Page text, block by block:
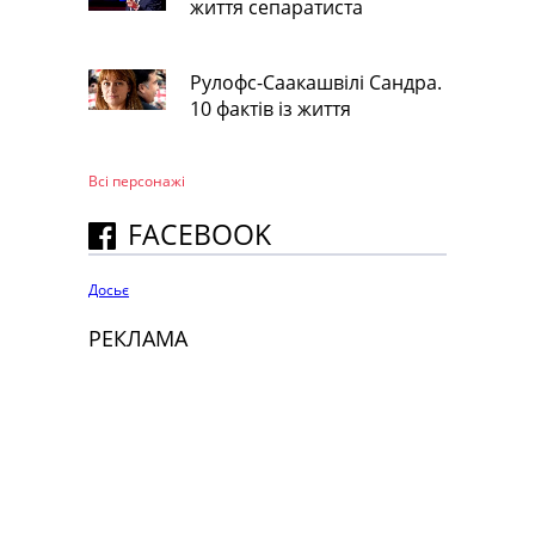
життя сепаратиста
Рулофс-Саакашвілі Сандра.
10 фактів із життя
Всі персонажi
FACEBOOK
Досьє
РЕКЛАМА